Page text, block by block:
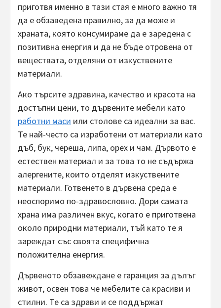
приготвя именно в тази стая е много важно тя
да е обзаведена правилно, за да може и
храната, която консумираме да е заредена с
позитивна енергия и да не бъде отровена от
веществата, отделяни от изкуствените
материали.
Ако търсите здравина, качество и красота на
достъпни цени, то дървените мебели като
работни маси или столове са идеални за вас.
Те най-често са изработени от материали като
дъб, бук, череша, липа, орех и чам. Дървото е
естествен материал и за това то не съдържа
алергените, които отделят изкуствените
материали. Готвенето в дървена среда е
неоспоримо по-здравословно. Дори самата
храна има различен вкус, когато е приготвена
около природни материали, тъй като те я
зареждат със своята специфична
положителна енергия.
Дървеното обзавеждане е гаранция за дълъг
живот, освен това че мебелите са красиви и
стилни. Те са здрави и се поддържат